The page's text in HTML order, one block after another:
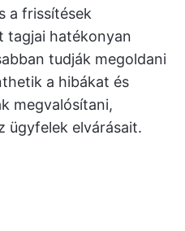
a frissítések
tagjai hatékonyan
tudják megoldani
a hibákat és
megvalósítani,
ügyfelek elvárásait.